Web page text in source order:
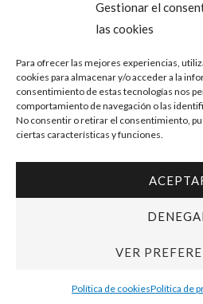
Gestionar el
las cookies
Para ofrecer las mejores experiencias,
cookies para almacenar y/o acceder a la
consentimiento de estas tecnologías nos
comportamiento de navegación o las
No consentir o retirar el consentimiento,
ciertas características y funciones.
VER
Política de cookiesPolítica de